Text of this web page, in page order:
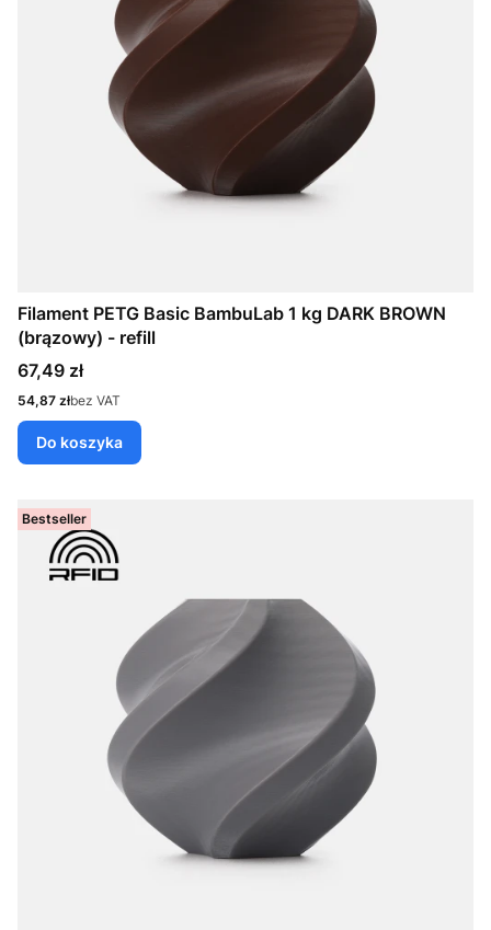
Filament PETG Basic BambuLab 1 kg DARK BROWN
(brązowy) - refill
Cena
67,49 zł
Cena
54,87 złbez VAT
Do koszyka
Bestseller